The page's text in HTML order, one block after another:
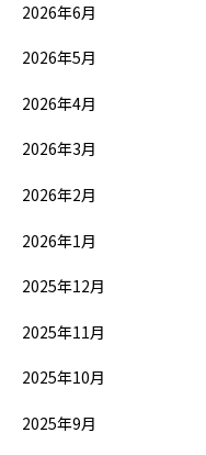
2026年6月
2026年5月
2026年4月
2026年3月
2026年2月
2026年1月
2025年12月
2025年11月
2025年10月
2025年9月